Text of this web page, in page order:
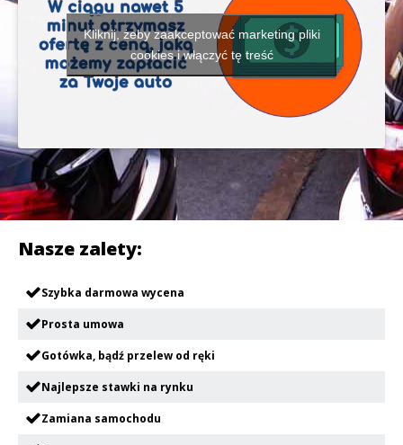
Kliknij, żeby zaakceptować marketing pliki
cookies i włączyć tę treść
Nasze zalety:
Szybka darmowa wycena
Prosta umowa
Gotówka, bądź przelew od ręki
Najlepsze stawki na rynku
Zamiana samochodu